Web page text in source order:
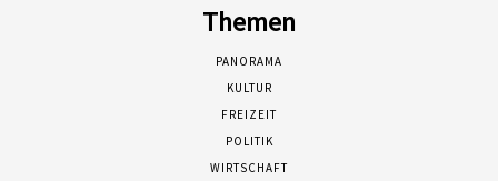
Themen
PANORAMA
KULTUR
FREIZEIT
POLITIK
WIRTSCHAFT